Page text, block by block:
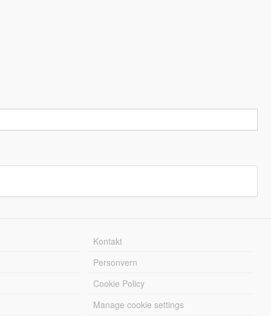
Kontakt
Personvern
Cookie Policy
Manage cookie settings